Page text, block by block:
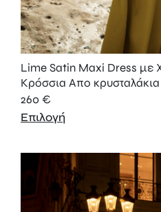
Lime Satin Maxi Dress με
Κρόσσια Aπο
260 €
Επιλογή